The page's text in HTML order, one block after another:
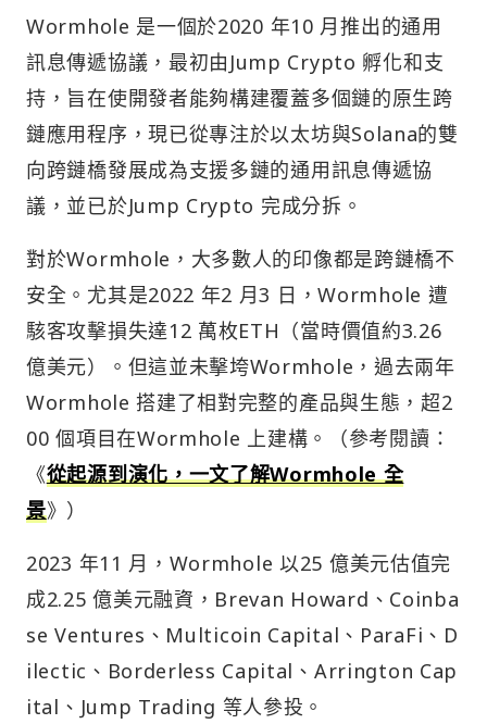
Wormhole 是一個於2020 年10 月推出的通用
訊息傳遞協議，最初由Jump Crypto 孵化和支
持，旨在使開發者能夠構建覆蓋多個鏈的原生跨
鏈應用程序，現已從專注於以太坊與Solana的雙
向跨鏈橋發展成為支援多鏈的通用訊息傳遞協
議，並已於Jump Crypto 完成分拆。
對於Wormhole，大多數人的印像都是跨鏈橋不
安全。尤其是2022 年2 月3 日，Wormhole 遭
駭客攻擊損失達12 萬枚ETH（當時價值約3.26
億美元）。但這並未擊垮Wormhole，過去兩年
Wormhole 搭建了相對完整的產品與生態，超2
00 個項目在Wormhole 上建構。（參考閱讀：
《從起源到演化，一文了解Wormhole 全
景》）
2023 年11 月，Wormhole 以25 億美元估值完
成2.25 億美元融資，Brevan Howard、Coinba
se Ventures、Multicoin Capital、ParaFi、D
ilectic、Borderless Capital、Arrington Cap
ital、Jump Trading 等人參投。